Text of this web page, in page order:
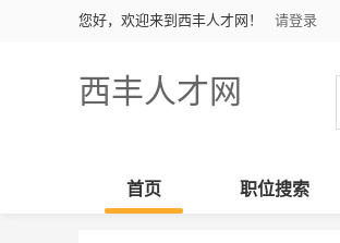
您好，欢迎来到西丰人才网！ 请登录
西丰人才网
首页 职位搜索